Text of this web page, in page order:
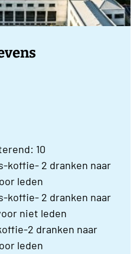
10
koffie- 2 dranken naar
leden
koffie- 2 dranken naar
niet leden
2 dranken naar
leden